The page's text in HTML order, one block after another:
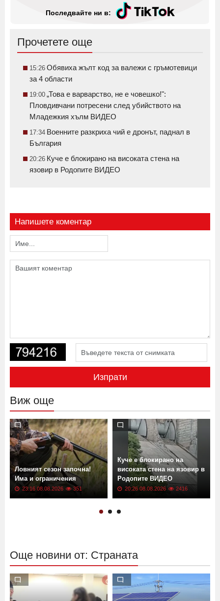
Последвайте ни в:
Прочетете още
15:26 Обявиха жълт код за валежи с гръмотевици
за 4 области
19:00 „Това е варварство, не е човешко!":
Пловдивчани потресени след убийството на
Младежкия хълм ВИДЕО
17:34 Военните разкриха чий е дронът, паднал в
България
20:26 Куче е блокирано на високата стена на
язовир в Родопите ВИДЕО
Напишете коментар
Изпрати
Виж още
Ловният сезон започна!
Има и ограничения
23:16 08.08.2026 351
Куче е блокирано на
високата стена на язовир в
Родопите ВИДЕО
20:26 08.08.2026 2416
Още новини от: Страната